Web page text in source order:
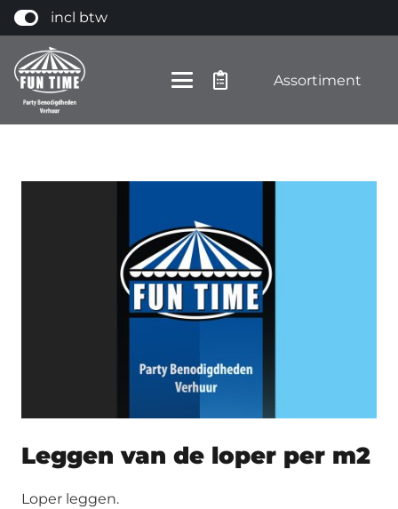
incl btw
Assortiment
Leggen van de loper per m2
Loper leggen.